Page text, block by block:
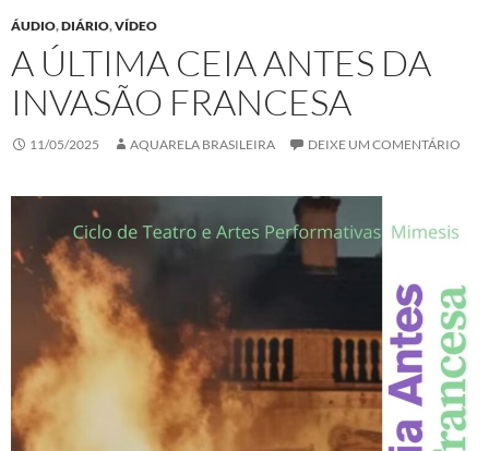
ÁUDIO,DIÁRIO,VÍDEO
A ÚLTIMA CEIA ANTES DA
INVASÃO FRANCESA
11/05/2025 AQUARELA BRASILEIRA DEIXE UM COMENTÁRIO